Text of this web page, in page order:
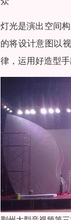
灯光是演出空间
的将设计意图以
律，运用好造型手